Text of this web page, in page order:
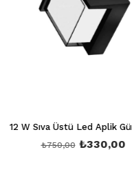
₺330,00
₺750,00